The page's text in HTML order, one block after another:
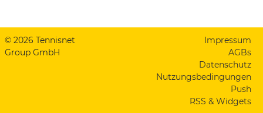
© 2026 Tennisnet
Group GmbH
Impressum
AGBs
Datenschutz
Nutzungsbedingungen
Push
RSS & Widgets